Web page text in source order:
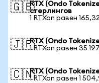
🇬🇧RTX (Ondo
стерлингов
1 RTXon равен
🇯🇵RTX (Ondo
1 RTXon равен 35
🇨🇳RTX (Ondo
1 RTXon равен 1